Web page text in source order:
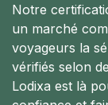
Notre
un marché
voyageurs la
vérifiés selon
Lodixa est là